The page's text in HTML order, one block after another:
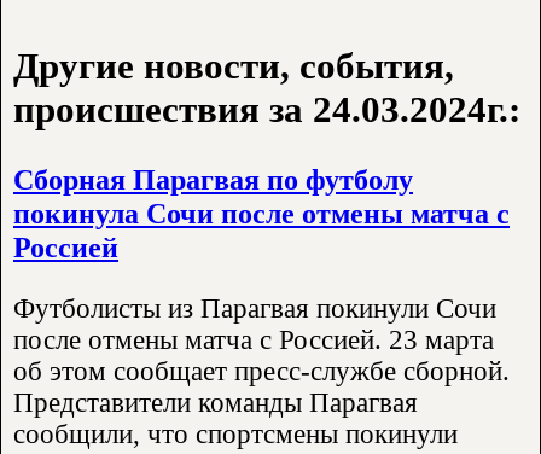
Другие новости, события,
происшествия за 24.03.2024г.:
Сборная Парагвая по футболу
покинула Сочи после отмены матча с
Россией
Футболисты из Парагвая покинули Сочи
после отмены матча с Россией. 23 марта
об этом сообщает пресс-службе сборной.
Представители команды Парагвая
сообщили, что спортсмены покинули